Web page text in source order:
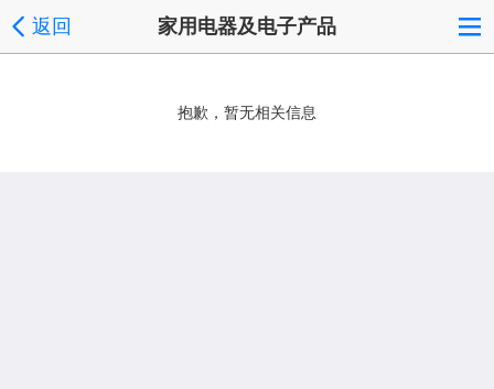
返回 家用电器及电子产品
抱歉，暂无相关信息